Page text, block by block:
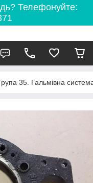
Телефонуйте:
35. Гальмівна